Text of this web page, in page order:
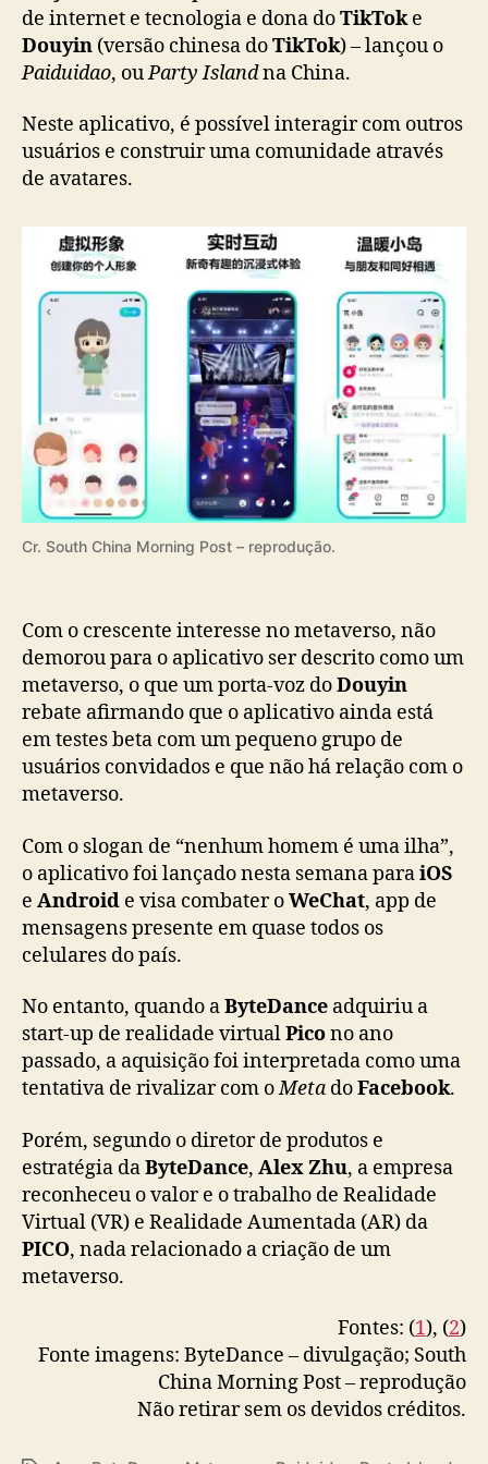
i
n
e
s
B
y
D
c
e
e
s
t
a
e
d
i
a
l
c
o
p
a
d
a
a
t
a
v
e
s
o
de internet e tecnologia e dona doTikToke
Douyin (versão chinesa doTikTok) – lançou o
Paiduidao, ouParty Islandna China.
Neste aplicativo, é possível interagir com outros
usuários e construir uma comunidade através
de avatares.
Cr. South China Morning Post – reprodução.
Com o crescente interesse no metaverso, não
demorou para o aplicativo ser descrito como um
metaverso, o que um porta-voz doDouyin
rebate afirmando que o aplicativo ainda está
em testes beta com um pequeno grupo de
usuários convidados e que não há relação com o
metaverso.
Com o slogan de “nenhum homem é uma ilha”,
o aplicativo foi lançado nesta semana paraiOS
e Android e visa combater oWeChat, app de
mensagens presente em quase todos os
celulares do país.
No entanto, quando aByteDance adquiriu a
start-up de realidade virtualPicono ano
passado, a aquisição foi interpretada como uma
tentativa de rivalizar com oMeta doFacebook.
Porém, segundo o diretor de produtos e
estratégia daByteDance, Alex Zhu, a empresa
reconheceu o valor e o trabalho de Realidade
Virtual (VR) e Realidade Aumentada (AR) da
PICO, nada relacionado a criação de um
metaverso.
Fontes: (1), (2)
Fonte imagens: ByteDance – divulgação; South
China Morning Post – reprodução
Não retirar sem os devidos créditos.